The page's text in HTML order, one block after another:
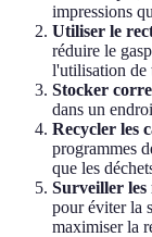
impressions
Utiliser le
réduire le
l'utilisation de
Stocker
dans un
Recycler les
programmes
que les
Surveiller les
pour éviter la
maximiser la